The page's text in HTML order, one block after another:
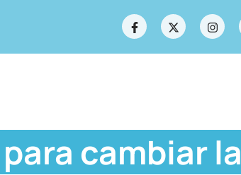
cambiar la